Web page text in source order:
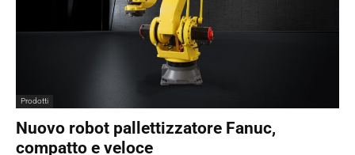
Prodotti
Nuovo robot pallettizzatore Fanuc,
compatto e veloce